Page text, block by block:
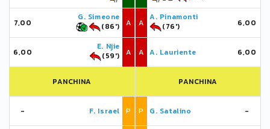
7,00
G. Simeone
(86')
A
6,00
E. Njie
(59')
A
PANCHINA
- F. Israel P
A
A. Pinamonti
(76')
6,00
A A. Lauriente 6,00
PANCHINA
P G. Satalino -